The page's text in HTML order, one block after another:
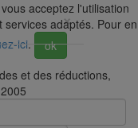
acceptez l'utilisation
adaptés. Pour en
ici. ok
et des réductions,
×